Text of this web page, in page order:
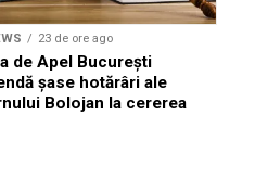
23 de ore ago
de Apel București
șase hotărâri ale
Bolojan la cererea